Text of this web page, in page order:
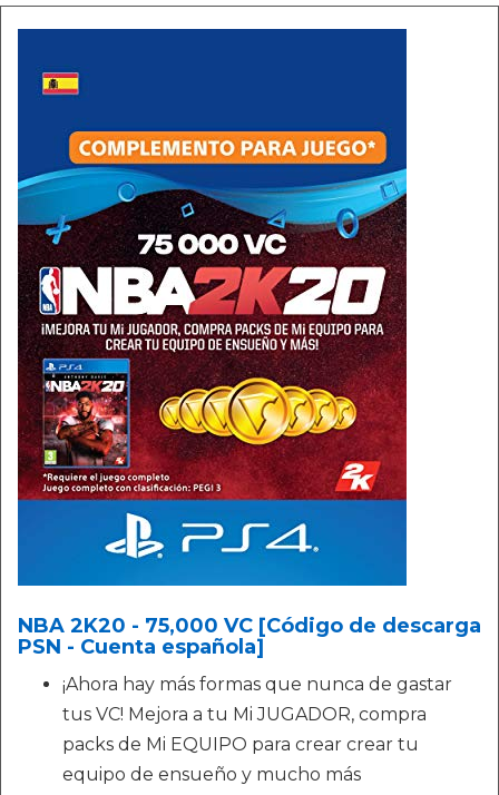
NBA 2K20 - 75,000 VC [Código de descarga
PSN - Cuenta española]
¡Ahora hay más formas que nunca de gastar
tus VC! Mejora a tu Mi JUGADOR, compra
packs de Mi EQUIPO para crear crear tu
equipo de ensueño y mucho más